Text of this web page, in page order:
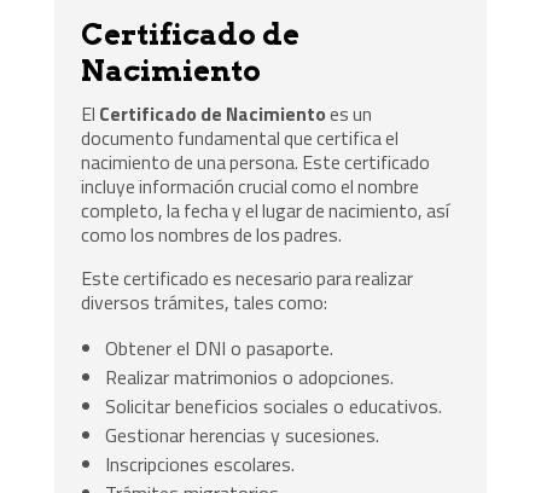
Certificado de
Nacimiento
El Certificado de Nacimientoes un
documento fundamental que certifica el
nacimiento de una persona. Este certificado
incluye información crucial como el nombre
completo, la fecha y el lugar de nacimiento, así
como los nombres de los padres.
Este certificado es necesario para realizar
diversos trámites, tales como:
Obtener el DNI o pasaporte.
Realizar matrimonios o adopciones.
Solicitar beneficios sociales o educativos.
Gestionar herencias y sucesiones.
Inscripciones escolares.